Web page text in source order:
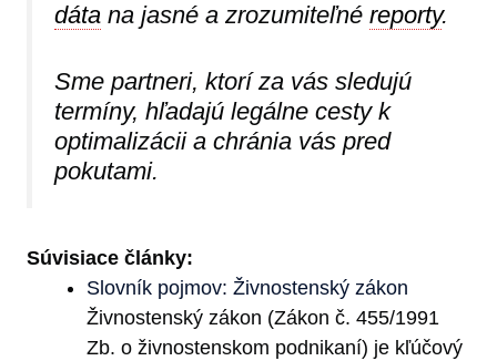
dáta na jasné a zrozumiteľné reporty.
Sme partneri, ktorí za vás sledujú
termíny, hľadajú legálne cesty k
optimalizácii a chránia vás pred
pokutami.
Súvisiace články:
Slovník pojmov: Živnostenský zákon
Živnostenský zákon (Zákon č. 455/1991
Zb. o živnostenskom podnikaní) je kľúčový